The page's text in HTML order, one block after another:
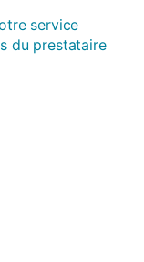
service
du prestataire